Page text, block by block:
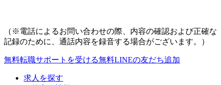
（※電話によるお問い合わせの際、内容の確認および正確な
記録のために、通話内容を録音する場合がございます。）
無料転職サポートを受ける無料LINEの友だち追加
求人を探す